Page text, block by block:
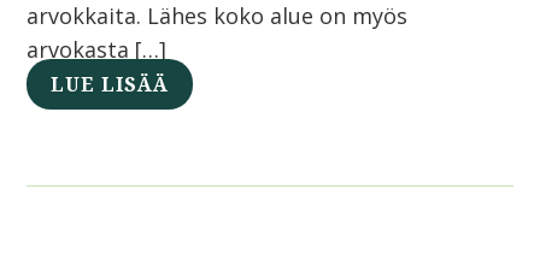
arvokkaita. Lähes koko alue on myös
arvokasta […]
LUE LISÄÄ